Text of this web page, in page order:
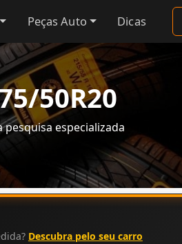
Peças Auto Dicas
50R20
pesquisa especializada
Descubra pelo seu carro